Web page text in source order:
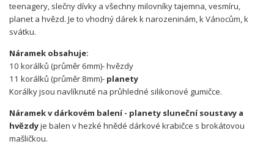
teenagery, slečny dívky a všechny milovníky tajemna, vesmíru,
planet a hvězd. Je to vhodný dárek k narozeninám, k Vánocům, k
svátku.
Náramek obsahuje:
10 korálků (průměr 6mm)- hvězdy
11 korálků (průměr 8mm)- planety
Korálky jsou navlíknuté na průhledné silikonové gumičce.
Náramek v dárkovém balení - planety sluneční soustavy a
hvězdyje balen v hezké hnědé dárkové krabičce s brokátovou
mašličkou.